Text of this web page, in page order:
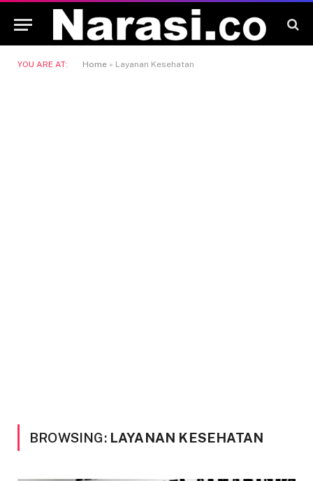
YOU ARE AT: Home » Layanan Kesehatan
BROWSING: LAYANAN KESEHATAN